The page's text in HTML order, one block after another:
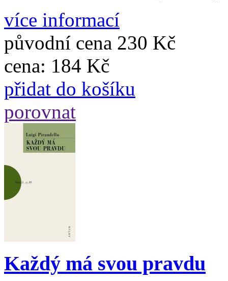
více informací
původní cena 230 Kč
cena: 184 Kč
přidat do košíku
porovnat
Každý má svou pravdu